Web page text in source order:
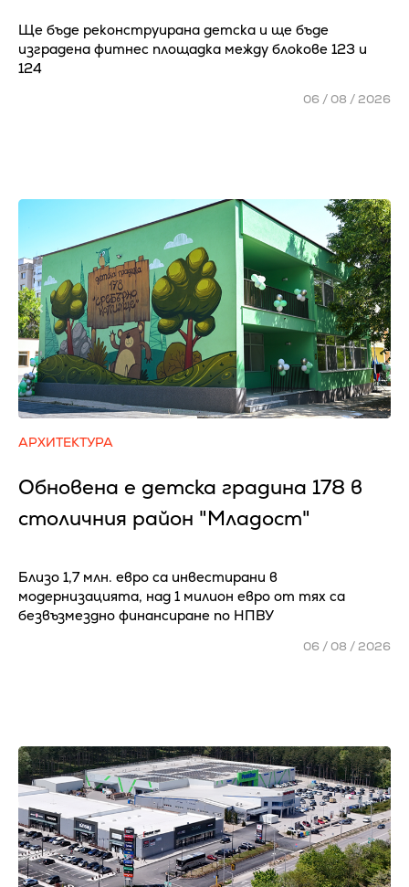
Ще бъде реконструирана детска и ще бъде
изградена фитнес площадка между блокове 123 и
124
06 / 08 / 2026
АРХИТЕКТУРА
Обновена е детска градина 178 в
столичния район "Младост"
Близо 1,7 млн. евро са инвестирани в
модернизацията, над 1 милион евро от тях са
безвъзмездно финансиране по НПВУ
06 / 08 / 2026